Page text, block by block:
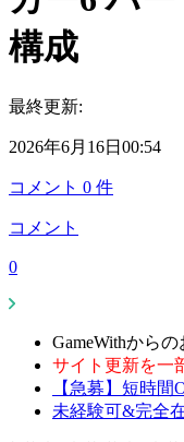
構成
最終更新:
2026年6月16日00:54
コメント 0 件
コメント
0
GameWithから
サイト更新を一
【急募】短時
未経験可&完全